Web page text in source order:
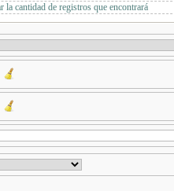
la cantidad de registros que encontrará